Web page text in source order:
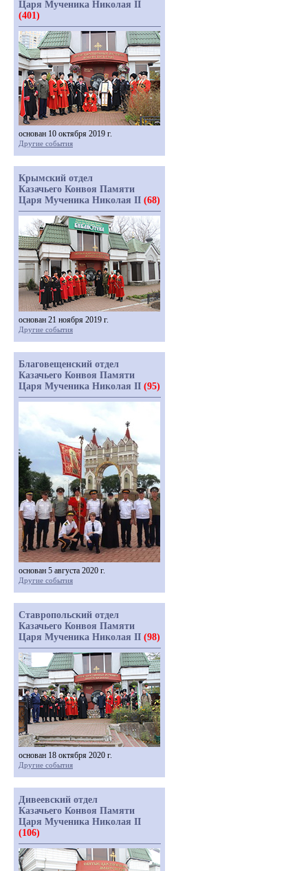
Царя Мученика Николая II
(401)
основан 10 октября 2019 г.
Другие события
Крымский отдел
Казачьего Конвоя Памяти
Царя Мученика Николая II (68)
основан 21 ноября 2019 г.
Другие события
Благовещенский отдел
Казачьего Конвоя Памяти
Царя Мученика Николая II (95)
основан 5 августа 2020 г.
Другие события
Ставропольский отдел
Казачьего Конвоя Памяти
Царя Мученика Николая II (98)
основан 18 октября 2020 г.
Другие события
Дивеевский отдел
Казачьего Конвоя Памяти
Царя Мученика Николая II
(106)